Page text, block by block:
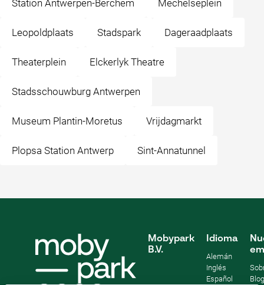
Station Antwerpen-Berchem Mechelseplein
Leopoldplaats Stadspark Dageraadplaats
Theaterplein Elckerlyk Theatre
Stadsschouwburg Antwerpen
Museum Plantin-Moretus Vrijdagmarkt
Plopsa Station Antwerp Sint-Annatunnel
Mobypark
B.V.
Idioma
Alemán
Inglés
Español
Blog